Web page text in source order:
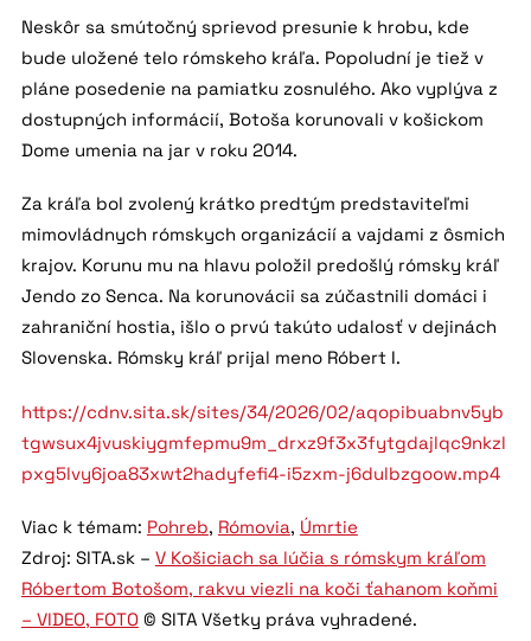
Neskôr sa smútočný sprievod presunie k hrobu, kde
bude uložené telo rómskeho kráľa. Popoludní je tiež v
pláne posedenie na pamiatku zosnulého. Ako vyplýva z
dostupných informácií, Botoša korunovali v košickom
Dome umenia na jar v roku 2014.
Za kráľa bol zvolený krátko predtým predstaviteľmi
mimovládnych rómskych organizácií a vajdami z ôsmich
krajov. Korunu mu na hlavu položil predošlý rómsky kráľ
Jendo zo Senca. Na korunovácii sa zúčastnili domáci i
zahraniční hostia, išlo o prvú takúto udalosť v dejinách
Slovenska. Rómsky kráľ prijal meno Róbert I.
https://cdnv.sita.sk/sites/34/2026/02/aqopibuabnv5yb
tgwsux4jvuskiygmfepmu9m_drxz9f3x3fytgdajlqc9nkzl
pxg5lvy6joa83xwt2hadyfefi4-i5zxm-j6dulbzgoow.mp4
Viac k témam: Pohreb, Rómovia, Úmrtie
Zdroj: SITA.sk – V Košiciach sa lúčia s rómskym kráľom
Róbertom Botošom, rakvu viezli na koči ťahanom koňmi
– VIDEO, FOTO© SITA Všetky práva vyhradené.